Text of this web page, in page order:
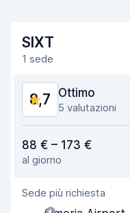
SIXT
1 sede
8,7 Ottimo
5 valutazioni
Facile da trovare
Gentilezza degli agenti
88 € – 173 €
al giorno
Sede più richiesta